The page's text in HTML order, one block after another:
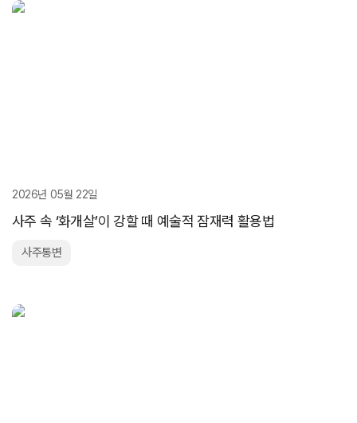
2026년 05월 22일
사주 속 ‘화개살’이 강할 때 예술적 잠재력 활용법
사주통변